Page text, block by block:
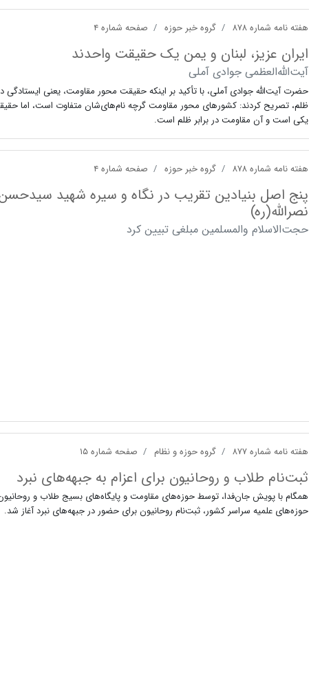
هفته نامه شماره ۸۷۸ گروه خبر حوزه صفحه شماره ۴
ایران عزیز، لبنان و یمن یک حقیقت واحدند
آیت‌الله‌العظمی جوادی آملی
حضرت آیت‌الله جوادی آملی، با تأکید بر اینکه حقیقت محور مقاومت، یعنی ایستادگی در
ظلم، تصریح کردند: کشورهای محور مقاومت گرچه نام‌های‌شان متفاوت است، اما
یکی است و آن مقاومت در برابر ظلم است.
هفته نامه شماره ۸۷۸ گروه خبر حوزه صفحه شماره ۴
پنج اصل بنیادین تقریب در نگاه و سیره شهید
نصرالله(ره)
حجت‌الاسلام والمسلمین مبلغی تبیین کرد
هفته نامه شماره ۸۷۷ گروه حوزه و نظام صفحه شماره ۱۵
ثبت‌نام طلاب و روحانیون برای اعزام به جبهه‌های نبرد
همگام با پویش جان‌فدا، توسط حوزه‌های مقاومت و پایگاه‌های بسیج طلاب و
حوزه‌های علمیه سراسر کشور، ثبت‌نام روحانیون برای حضور در جبهه‌های نبرد آغاز شد.